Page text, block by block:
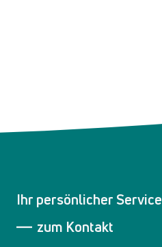
Ihr persönlicher Service
zum Kontakt